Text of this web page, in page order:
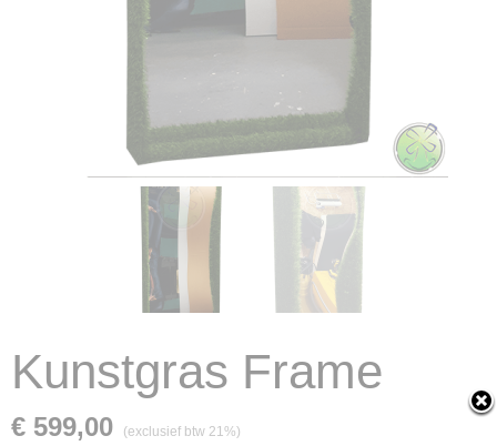
Kunstgras Frame
€ 599,00 (exclusief btw 21%)